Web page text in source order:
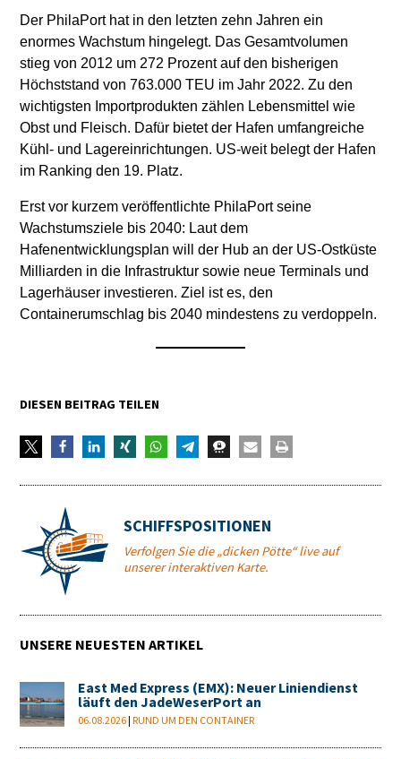
Der PhilaPort hat in den letzten zehn Jahren ein
enormes Wachstum hingelegt. Das Gesamtvolumen
stieg von 2012 um 272 Prozent auf den bisherigen
Höchststand von 763.000 TEU im Jahr 2022. Zu den
wichtigsten Importprodukten zählen Lebensmittel wie
Obst und Fleisch. Dafür bietet der Hafen umfangreiche
Kühl- und Lagereinrichtungen. US-weit belegt der Hafen
im Ranking den 19. Platz.
Erst vor kurzem veröffentlichte PhilaPort seine
Wachstumsziele bis 2040: Laut dem
Hafenentwicklungsplan will der Hub an der US-Ostküste
Milliarden in die Infrastruktur sowie neue Terminals und
Lagerhäuser investieren. Ziel ist es, den
Containerumschlag bis 2040 mindestens zu verdoppeln.
DIESEN BEITRAG TEILEN
SCHIFFSPOSITIONEN
Verfolgen Sie die „dicken Pötte“ live auf
unserer interaktiven Karte.
UNSERE NEUESTEN ARTIKEL
East Med Express (EMX): Neuer Liniendienst
läuft den JadeWeserPort an
06.08.2026 |RUND UM DEN CONTAINER